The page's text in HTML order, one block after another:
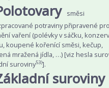
směsi
potraviny připravené pro
vaření (polévky v sáčku,
koupené kořenící směsi, kečup,
mražená jídla, …) [viz hesla
suroviny53)].
suroviny